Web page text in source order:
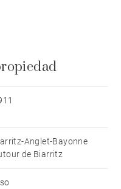
ventanales se
cerradas y un
Anglet-Bayonne
de Biarritz